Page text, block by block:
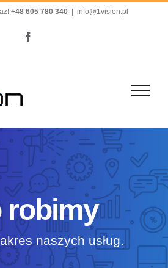
+48 605 780 340 info@1vision.pl
robimy
naszych usług.